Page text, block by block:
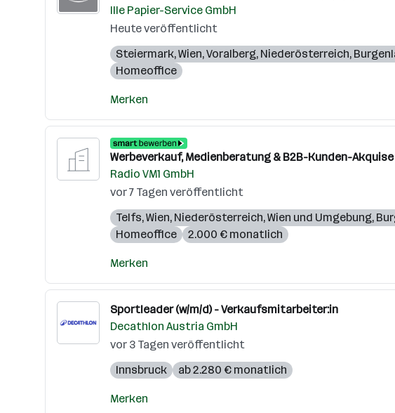
Ille Papier-Service GmbH
Heute veröffentlicht
Steiermark,Wien,Voralberg, Niederösterreich,
Homeoffice
Merken
Werbeverkauf, Medienberatung & B2B-Kunden-
Radio VM1 GmbH
vor 7 Tagen veröffentlicht
Telfs,Wien, Niederösterreich,Wien und Umgebung,
Homeoffice
2.000 € monatlich
Merken
Sportleader (w/m/d) - Verkaufsmitarbeiter:in
Decathlon Austria GmbH
vor 3 Tagen veröffentlicht
Innsbruck
ab 2.280 € monatlich
Merken